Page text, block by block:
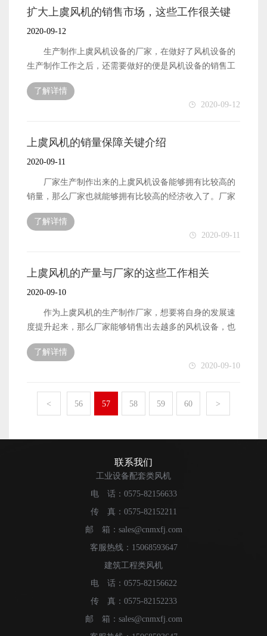
承下去了。这样也就能够拥有比较不错的质量了。 以
上便是厂家想要提升上虞风机设备的质量，作为生产厂家
需要做好的相关东西了。
身的生产技术。下面本文就来简单地介绍一下，上虞风机
说，上虞风机设备的产量与厂家自身所掌握的生产技术是
成正比的关系。也就是说，厂家自身所掌握的生产技术越
先进和专业，那么厂家自身的生产加工工作也就能够高效
行，自然也就能够拥有更多的风机设备了。 上虞风机
设备的产量想要获得提升，作为生产制作厂家自然是需要
够提升工厂整体的工作效率，将风机设备的产量快速地提
升起来。 以上便是上虞风机设备的产量与厂家自身的
生产技术之间的关系。
扩大上虞风机的销售市场，这些工作很关键
2020-09-12
生产制作上虞风机设备的厂家，在做好了风机设备的
生产制作工作之后，还需要做好的便是风机设备的销售工
作了。厂家能够销售出去越多的设备，那么自然能够获得
更多的经济收入，也就能够让厂家拥有更多的发展资金
了。而厂家想要销售出去更多的风机设备，自然是需要厂
做才能将风机设备的销售市场扩大呢?下面本文就来简单地
上虞风机的销售市场想要被扩大，首先便是需要厂家
做好自身的生产效率保障工作了。厂家自身的生产效率获
得了保障，那么生产制作出来的风机设备也就能够拥有更
那么在销售市场中能够获得更多用户的认可，也就能够将
上虞风机设备的销售市场扩大开去了。 上虞风机的销
外，当然还需要厂家做好产品设备的品牌形象树立工作
了。良好的品牌形象能够被更多的用户认可，自然也就能
够在如今的销售市场中拥有比较不错的表现。这样一来自
然也就能够将风机设备的销售市场扩大开去了。 相关
推荐：上虞风机的出售价格制定需关注这几点
了解详情
2020-09-12
上虞风机的销量保障关键介绍
2020-09-11
厂家生产制作出来的上虞风机设备能够拥有比较高的
销量，那么厂家也就能够拥有比较高的经济收入了。厂家
的经济收入有了保障，那么自身的发展也就能够比较快速
且有效了。因此，对于生产风机设备的厂家来说做好风机
设备的销量保障工作是非常重要的工作。那么，上虞风机
一下。 上虞风机设备的销量想要被保障，那么厂家首
出来的设备能够拥有比较不错的质量和性能。产品设备质
量性能越好，那么在销售市场中获得的关注也就越高了，
这样一来自然也就能够拥有比较高的销量了。 上虞风
工作，确保产品设备的质量之外，当然还需要厂家做好产
品的品牌形象树立工作了。良好的品牌形象能够让产品在
了解详情
2020-09-11
上虞风机的产量与厂家的这些工作相关
2020-09-10
作为上虞风机的生产制作厂家，想要将自身的发展速
度提升起来，那么厂家能够销售出去越多的风机设备，也
就有更大的机会拥有更好的发展了。不过，厂家想要销售
出去更多的风机设备，自然也就需要厂家做好产品的生产
加工工作，确保自己能够拥有数量足够多的风机设备才可
厂家进行的哪些工作有关系。 上虞风机的产量首先便
是与厂家进行的生产材料采购工作有关系的。厂家能够做
量和质量都有保障的原材料了。原材料的质量性能以及数
量获得了保障，那么自然也就能够顺利流畅地进行设备的
生产加工工作了。设备的生产加工工作能够顺利流畅地进
当然，上虞风机的产量除了与原材料的采购工作有关
之外，还与厂家自身的生产规模有关系。厂家的生产规模
越大，那么也就能够有更多的劳动力来进行风机设备的生
产加工工作了，自然也就能够生产制作出更多的风机设备
了解详情
2020-09-10
< 56 57 58 59 60 >
联系我们
工业设备配套类风机
电 话：0575-82156633
传 真：0575-82152211
邮 箱：sales@cnmxfj.com
客服热线：15068593647
建筑工程类风机
电 话：0575-82156622
传 真：0575-82152233
邮 箱：sales@cnmxfj.com